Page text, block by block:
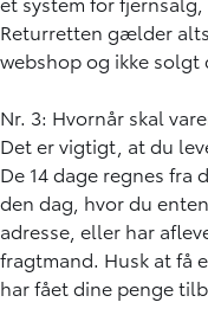
Returretten gælder
webshop og ikke solgt
Nr. 3: Hvornår skal
Det er vigtigt, at du
De 14 dage regnes fra
den dag, hvor du
adresse, eller har
fragtmand. Husk at få
har fået dine penge